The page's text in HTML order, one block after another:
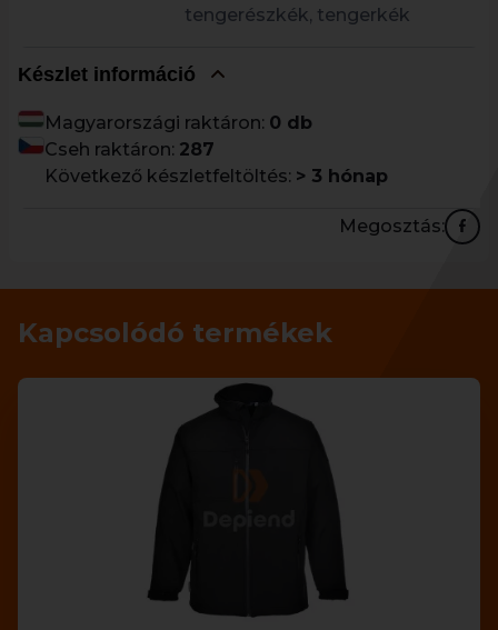
tengerészkék, tengerkék
Készlet információ
Magyarországi raktáron: 0 db
Cseh raktáron: 287
Következő készletfeltöltés: > 3 hónap
Megosztás:
Kapcsolódó termékek